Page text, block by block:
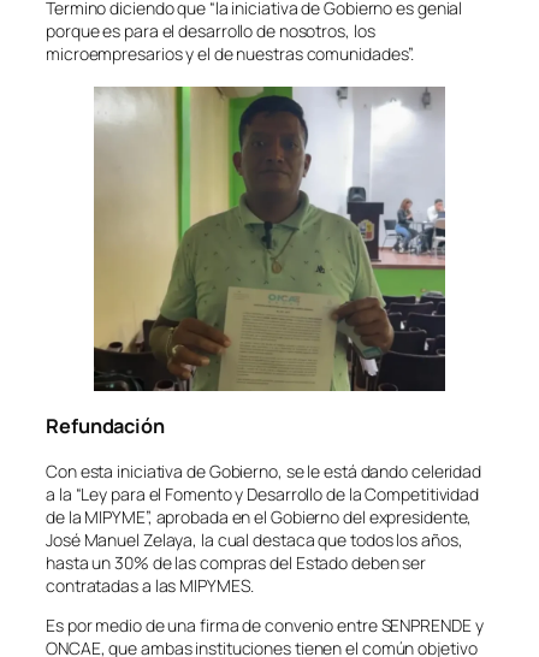
Termino diciendo que “la iniciativa de Gobierno es genial
porque es para el desarrollo de nosotros, los
microempresarios y el de nuestras comunidades”.
Refundación
Con esta iniciativa de Gobierno, se le está dando celeridad
a la “Ley para el Fomento y Desarrollo de la Competitividad
de la MIPYME”, aprobada en el Gobierno del expresidente,
José Manuel Zelaya, la cual destaca que todos los años,
hasta un 30% de las compras del Estado deben ser
contratadas a las MIPYMES.
Es por medio de una firma de convenio entre SENPRENDE y
ONCAE, que ambas instituciones tienen el común objetivo